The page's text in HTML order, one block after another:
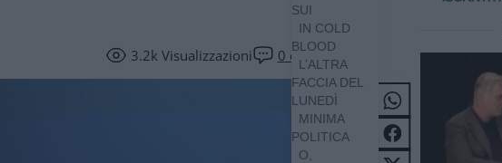
SUI
IN COLD
BLOOD
L’ALTRA
FACCIA DEL
LUNEDÌ
MINIMA
POLITICA
O,
3.2k Visualizzazioni 0 commenti